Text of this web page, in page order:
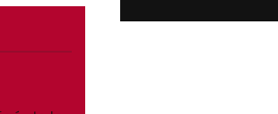
como "una lista sábana con
y destacó "la movilización